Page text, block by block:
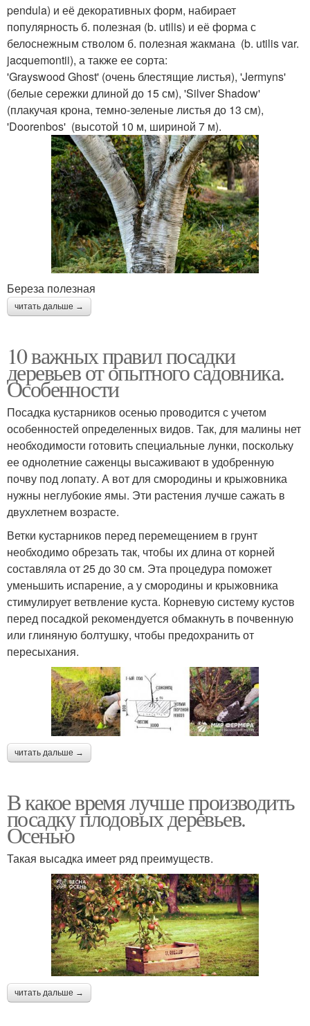
pendula) и её декоративных форм, набирает
популярность б. полезная (b. utilis) и её форма с
белоснежным стволом б. полезная жакмана (b. utilis var.
jacquemontii), а также ее сорта:
'Grayswood Ghost' (очень блестящие листья), 'Jermyns'
(белые сережки длиной до 15 см), 'Silver Shadow'
(плакучая крона, темно-зеленые листья до 13 см),
'Doorenbos' (высотой 10 м, шириной 7 м).
Береза полезная
читать дальше →
10 важных правил посадки
деревьев от опытного садовника.
Особенности
Посадка кустарников осенью проводится с учетом
особенностей определенных видов. Так, для малины нет
необходимости готовить специальные лунки, поскольку
ее однолетние саженцы высаживают в удобренную
почву под лопату. А вот для смородины и крыжовника
нужны неглубокие ямы. Эти растения лучше сажать в
двухлетнем возрасте.
Ветки кустарников перед перемещением в грунт
необходимо обрезать так, чтобы их длина от корней
составляла от 25 до 30 см. Эта процедура поможет
уменьшить испарение, а у смородины и крыжовника
стимулирует ветвление куста. Корневую систему кустов
перед посадкой рекомендуется обмакнуть в почвенную
или глиняную болтушку, чтобы предохранить от
пересыхания.
читать дальше →
В какое время лучше производить
посадку плодовых деревьев.
Осенью
Такая высадка имеет ряд преимуществ.
читать дальше →